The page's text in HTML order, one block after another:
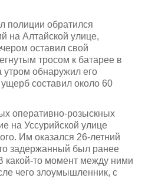
полиции обратился
на Алтайской улице,
оставил свой
тросом к батарее в
утром обнаружил его
составил около 60
оперативно-розыскных
на Уссурийской улице
Им оказался 26-летний
задержанный был ранее
какой-то момент между ними
чего злоумышленник, с